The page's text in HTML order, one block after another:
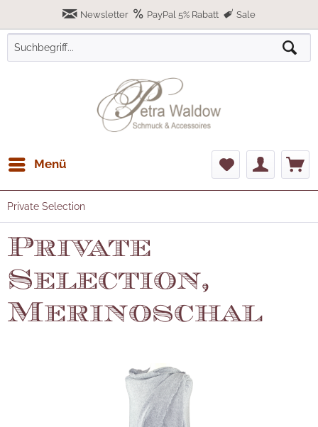
Newsletter PayPal 5% Rabatt Sale
Menü
Private Selection
Private
Selection,
Merinoschal